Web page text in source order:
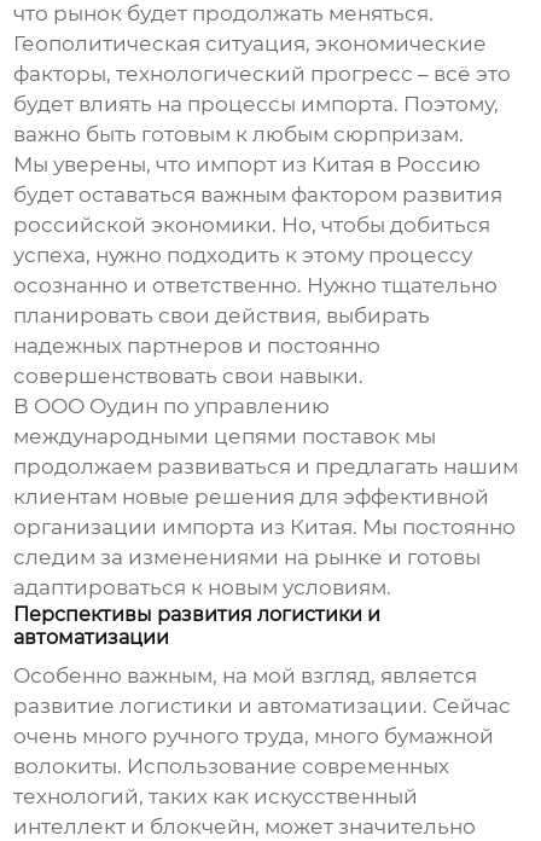
что рынок будет продолжать меняться.
Геополитическая ситуация, экономические
факторы, технологический прогресс – всё это
будет влиять на процессы импорта. Поэтому,
важно быть готовым к любым сюрпризам.
Мы уверены, что импорт из Китая в Россию
будет оставаться важным фактором развития
российской экономики. Но, чтобы добиться
успеха, нужно подходить к этому процессу
осознанно и ответственно. Нужно тщательно
планировать свои действия, выбирать
надежных партнеров и постоянно
совершенствовать свои навыки.
В ООО Оудин по управлению
международными цепями поставок мы
продолжаем развиваться и предлагать нашим
клиентам новые решения для эффективной
организации импорта из Китая. Мы постоянно
следим за изменениями на рынке и готовы
адаптироваться к новым условиям.
Перспективы развития логистики и
автоматизации
Особенно важным, на мой взгляд, является
развитие логистики и автоматизации. Сейчас
очень много ручного труда, много бумажной
волокиты. Использование современных
технологий, таких как искусственный
интеллект и блокчейн, может значительно